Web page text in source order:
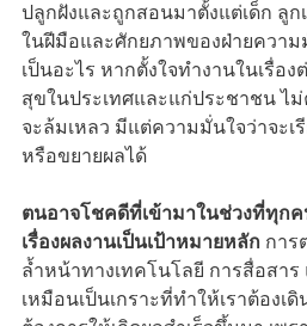
ปลูกฝังและถูกสอนมาตั้งแต่เด็ก ลูก
ในฝีมือและศักยภาพของฝ่ายความ
เป็นอะไร หากตั้งใจทำงานในเรื่อง
สุขในประเทศและแก่ประชาชน ไ
จะล้มเหลว มีแต่ความมั่นใจว่าจะเ
หรือขยายผลได้
ตนอาจโชคดีที่เข้ามาในช่วงที่ทุก
เรื่องผลงานเป็นเป้าหมายหลัก การ
ล้ำหน้าทางเทคโนโลยี การสื่อสาร
เหมือนเป็นเกราะที่ทำให้เราต้องเ